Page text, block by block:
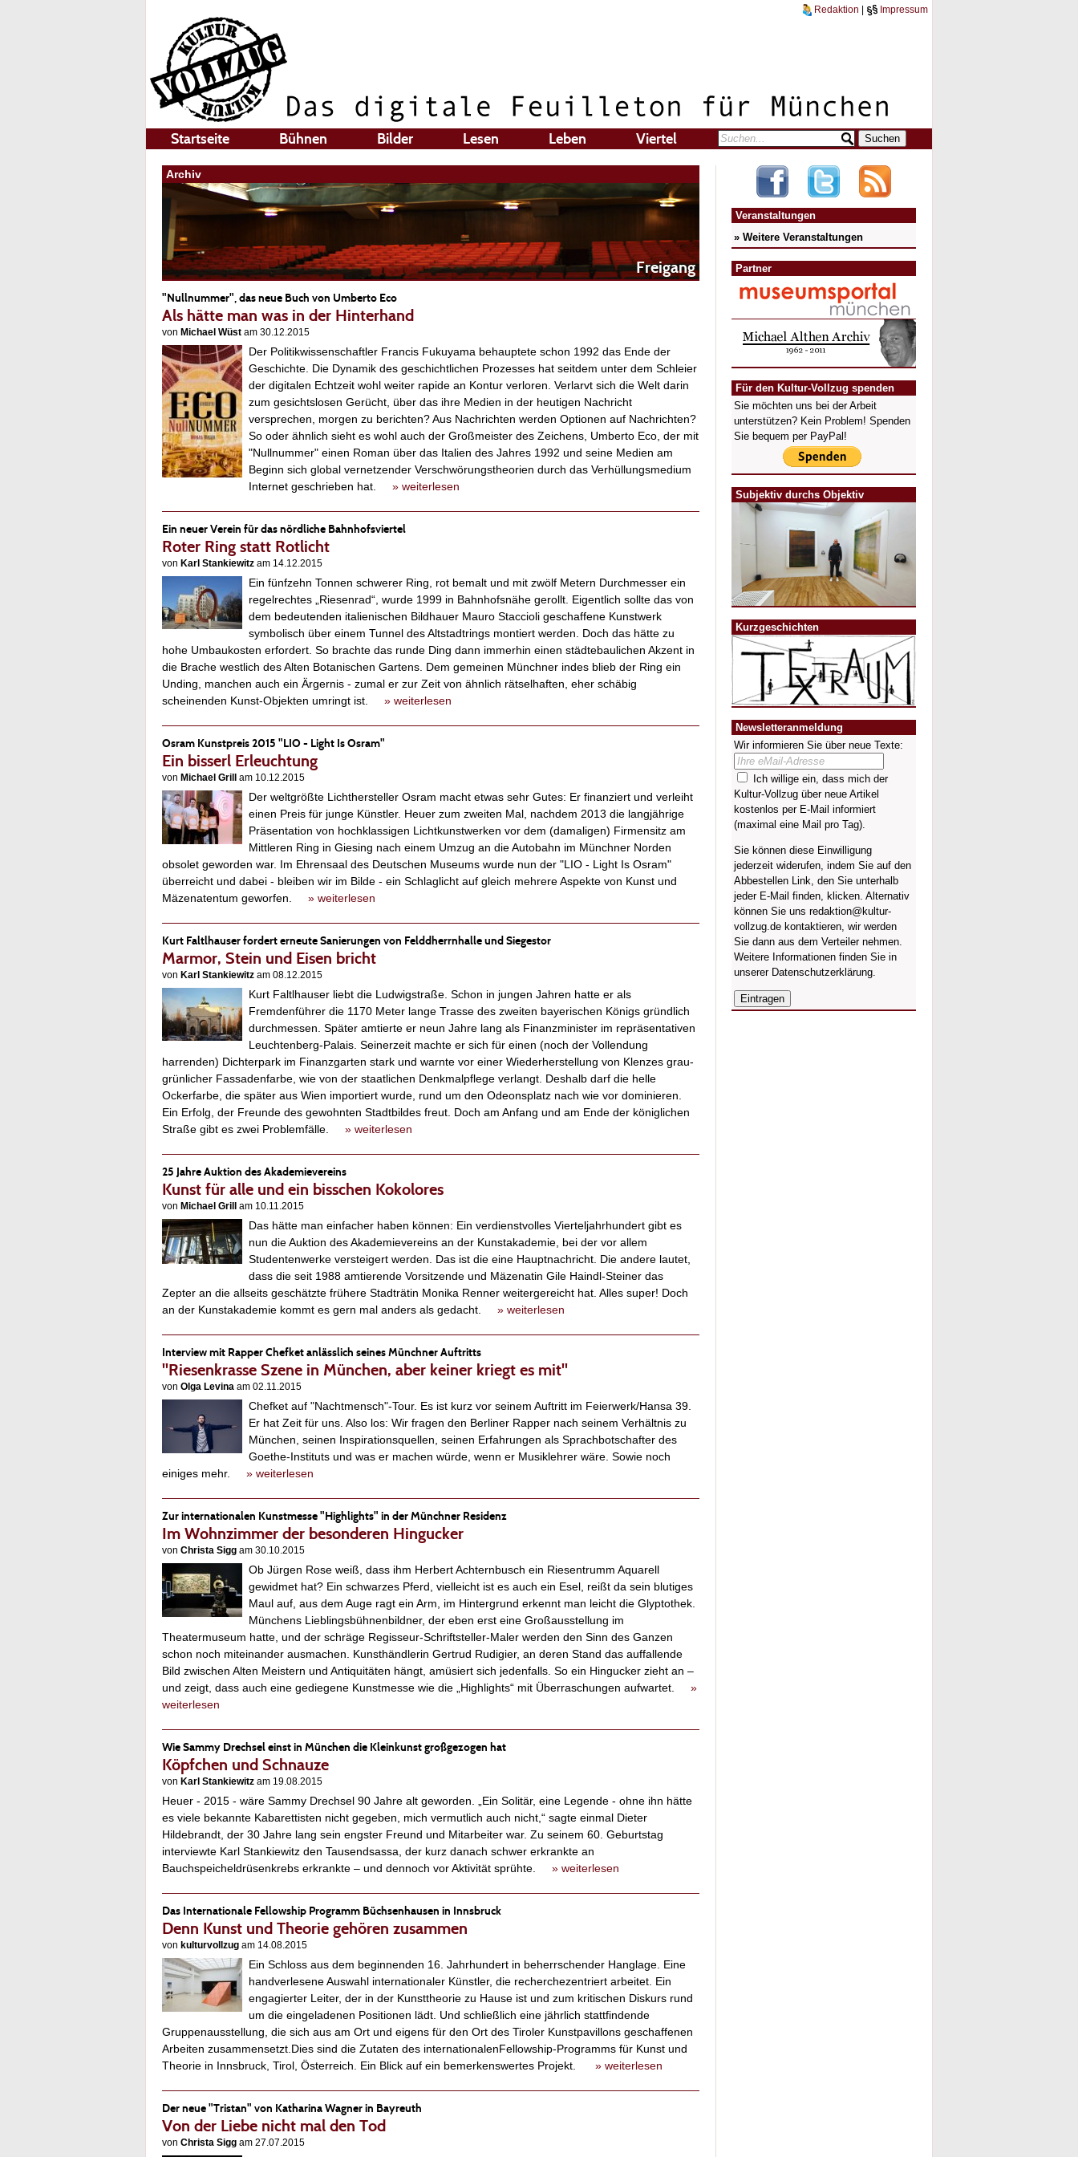
Redaktion Impressum
Startseite Bühnen Bilder Lesen Leben Viertel
Archiv
Freigang
"Nullnummer", das neue Buch von Umberto Eco
Als hätte man was in der Hinterhand
von Michael Wüst am 30.12.2015
Der Politikwissenschaftler Francis Fukuyama behauptete schon 1992 das Ende der
Geschichte. Die Dynamik des geschichtlichen Prozesses hat seitdem unter dem Schleier
der digitalen Echtzeit wohl weiter rapide an Kontur verloren. Verlarvt sich die Welt darin
zum gesichtslosen Gerücht, über das ihre Medien in der heutigen Nachricht
versprechen, morgen zu berichten? Aus Nachrichten werden Optionen auf Nachrichten?
So oder ähnlich sieht es wohl auch der Großmeister des Zeichens, Umberto Eco, der mit
"Nullnummer" einen Roman über das Italien des Jahres 1992 und seine Medien am
Beginn sich global vernetzender Verschwörungstheorien durch das Verhüllungsmedium
Internet geschrieben hat. » weiterlesen
Ein neuer Verein für das nördliche Bahnhofsviertel
Roter Ring statt Rotlicht
von Karl Stankiewitz am 14.12.2015
Ein fünfzehn Tonnen schwerer Ring, rot bemalt und mit zwölf Metern Durchmesser ein
regelrechtes „Riesenrad“, wurde 1999 in Bahnhofsnähe gerollt. Eigentlich sollte das von
dem bedeutenden italienischen Bildhauer Mauro Staccioli geschaffene Kunstwerk
symbolisch über einem Tunnel des Altstadtrings montiert werden. Doch das hätte zu
hohe Umbaukosten erfordert. So brachte das runde Ding dann immerhin einen städtebaulichen Akzent in
die Brache westlich des Alten Botanischen Gartens. Dem gemeinen Münchner indes blieb der Ring ein
Unding, manchen auch ein Ärgernis - zumal er zur Zeit von ähnlich rätselhaften, eher schäbig
scheinenden Kunst-Objekten umringt ist. » weiterlesen
Osram Kunstpreis 2015 "LIO - Light Is Osram"
Ein bisserl Erleuchtung
von Michael Grill am 10.12.2015
Der weltgrößte Lichthersteller Osram macht etwas sehr Gutes: Er finanziert und verleiht
einen Preis für junge Künstler. Heuer zum zweiten Mal, nachdem 2013 die langjährige
Präsentation von hochklassigen Lichtkunstwerken vor dem (damaligen) Firmensitz am
Mittleren Ring in Giesing nach einem Umzug an die Autobahn im Münchner Norden
obsolet geworden war. Im Ehrensaal des Deutschen Museums wurde nun der "LIO - Light Is Osram"
überreicht und dabei - bleiben wir im Bilde - ein Schlaglicht auf gleich mehrere Aspekte von Kunst und
Mäzenatentum geworfen. » weiterlesen
Kurt Faltlhauser fordert erneute Sanierungen von Felddherrnhalle und Siegestor
Marmor, Stein und Eisen bricht
von Karl Stankiewitz am 08.12.2015
Kurt Faltlhauser liebt die Ludwigstraße. Schon in jungen Jahren hatte er als
Fremdenführer die 1170 Meter lange Trasse des zweiten bayerischen Königs gründlich
durchmessen. Später amtierte er neun Jahre lang als Finanzminister im repräsentativen
Leuchtenberg-Palais. Seinerzeit machte er sich für einen (noch der Vollendung
harrenden) Dichterpark im Finanzgarten stark und warnte vor einer Wiederherstellung von Klenzes grau-
grünlicher Fassadenfarbe, wie von der staatlichen Denkmalpflege verlangt. Deshalb darf die helle
Ockerfarbe, die später aus Wien importiert wurde, rund um den Odeonsplatz nach wie vor dominieren.
Ein Erfolg, der Freunde des gewohnten Stadtbildes freut. Doch am Anfang und am Ende der königlichen
Straße gibt es zwei Problemfälle. » weiterlesen
25 Jahre Auktion des Akademievereins
Kunst für alle und ein bisschen Kokolores
von Michael Grill am 10.11.2015
Das hätte man einfacher haben können: Ein verdienstvolles Vierteljahrhundert gibt es
nun die Auktion des Akademievereins an der Kunstakademie, bei der vor allem
Studentenwerke versteigert werden. Das ist die eine Hauptnachricht. Die andere lautet,
dass die seit 1988 amtierende Vorsitzende und Mäzenatin Gile Haindl-Steiner das
Zepter an die allseits geschätzte frühere Stadträtin Monika Renner weitergereicht hat. Alles super! Doch
an der Kunstakademie kommt es gern mal anders als gedacht. » weiterlesen
Interview mit Rapper Chefket anlässlich seines Münchner Auftritts
"Riesenkrasse Szene in München, aber keiner kriegt es mit"
von Olga Levina am 02.11.2015
Chefket auf "Nachtmensch"-Tour. Es ist kurz vor seinem Auftritt im Feierwerk/Hansa 39.
Er hat Zeit für uns. Also los: Wir fragen den Berliner Rapper nach seinem Verhältnis zu
München, seinen Inspirationsquellen, seinen Erfahrungen als Sprachbotschafter des
Goethe-Instituts und was er machen würde, wenn er Musiklehrer wäre. Sowie noch
einiges mehr. » weiterlesen
Zur internationalen Kunstmesse "Highlights" in der Münchner Residenz
Im Wohnzimmer der besonderen Hingucker
von Christa Sigg am 30.10.2015
Ob Jürgen Rose weiß, dass ihm Herbert Achternbusch ein Riesentrumm Aquarell
gewidmet hat? Ein schwarzes Pferd, vielleicht ist es auch ein Esel, reißt da sein blutiges
Maul auf, aus dem Auge ragt ein Arm, im Hintergrund erkennt man leicht die Glyptothek.
Münchens Lieblingsbühnenbildner, der eben erst eine Großausstellung im
Theatermuseum hatte, und der schräge Regisseur-Schriftsteller-Maler werden den Sinn des Ganzen
schon noch miteinander ausmachen. Kunsthändlerin Gertrud Rudigier, an deren Stand das auffallende
Bild zwischen Alten Meistern und Antiquitäten hängt, amüsiert sich jedenfalls. So ein Hingucker zieht an –
und zeigt, dass auch eine gediegene Kunstmesse wie die „Highlights“ mit Überraschungen aufwartet. »
weiterlesen
Wie Sammy Drechsel einst in München die Kleinkunst großgezogen hat
Köpfchen und Schnauze
von Karl Stankiewitz am 19.08.2015
Heuer - 2015 - wäre Sammy Drechsel 90 Jahre alt geworden. „Ein Solitär, eine Legende - ohne ihn hätte
es viele bekannte Kabarettisten nicht gegeben, mich vermutlich auch nicht,“ sagte einmal Dieter
Hildebrandt, der 30 Jahre lang sein engster Freund und Mitarbeiter war. Zu seinem 60. Geburtstag
interviewte Karl Stankiewitz den Tausendsassa, der kurz danach schwer erkrankte an
Bauchspeicheldrüsenkrebs erkrankte – und dennoch vor Aktivität sprühte. » weiterlesen
Das Internationale Fellowship Programm Büchsenhausen in Innsbruck
Denn Kunst und Theorie gehören zusammen
von kulturvollzug am 14.08.2015
Ein Schloss aus dem beginnenden 16. Jahrhundert in beherrschender Hanglage. Eine
handverlesene Auswahl internationaler Künstler, die recherchezentriert arbeitet. Ein
engagierter Leiter, der in der Kunsttheorie zu Hause ist und zum kritischen Diskurs rund
um die eingeladenen Positionen lädt. Und schließlich eine jährlich stattfindende
Gruppenausstellung, die sich aus am Ort und eigens für den Ort des Tiroler Kunstpavillons geschaffenen
Arbeiten zusammensetzt.Dies sind die Zutaten des internationalenFellowship-Programms für Kunst und
Theorie in Innsbruck, Tirol, Österreich. Ein Blick auf ein bemerkenswertes Projekt. » weiterlesen
Der neue "Tristan" von Katharina Wagner in Bayreuth
Von der Liebe nicht mal den Tod
von Christa Sigg am 27.07.2015
Veranstaltungen
» Weitere Veranstaltungen
Partner
Für den Kultur-Vollzug spenden
Sie möchten uns bei der Arbeit
unterstützen? Kein Problem! Spenden
Sie bequem per PayPal!
Subjektiv durchs Objektiv
Kurzgeschichten
Newsletteranmeldung
Wir informieren Sie über neue Texte:
Ich willige ein, dass mich der
Kultur-Vollzug über neue Artikel
kostenlos per E-Mail informiert
(maximal eine Mail pro Tag).
Sie können diese Einwilligung
jederzeit widerufen, indem Sie auf den
Abbestellen Link, den Sie unterhalb
jeder E-Mail finden, klicken. Alternativ
können Sie uns redaktion@kultur-
vollzug.de kontaktieren, wir werden
Sie dann aus dem Verteiler nehmen.
Weitere Informationen finden Sie in
unserer Datenschutzerklärung.